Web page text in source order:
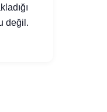
değil.